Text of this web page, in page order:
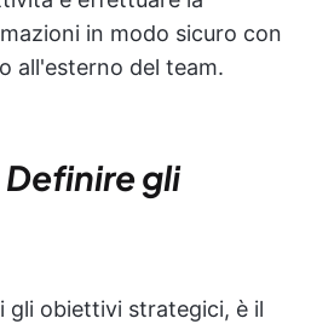
in modo sicuro con
all'esterno del team.
gli
gli obiettivi strategici, è il